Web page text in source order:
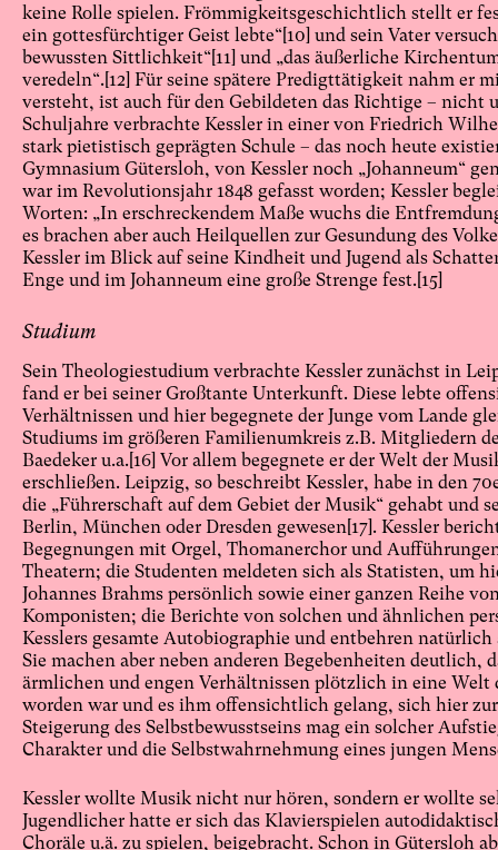
keine Rolle spielen. Frömmigkeitsgeschichtlich stellt er
ein gottesfürchtiger Geist lebte“[10] und sein Vater
bewussten Sittlichkeit“[11] und „das äußerliche
veredeln“.[12] Für seine spätere Predigttätigkeit nahm er
versteht, ist auch für den Gebildeten das Richtige – nicht
Schuljahre verbrachte Kessler in einer von Friedrich
stark pietistisch geprägten Schule – das noch heute
Gymnasium Gütersloh, von Kessler noch „Johanneum“
war im Revolutionsjahr 1848 gefasst worden; Kessler
Worten: „In erschreckendem Maße wuchs die
es brachen aber auch Heilquellen zur Gesundung des
Kessler im Blick auf seine Kindheit und Jugend als
Enge und im Johanneum eine große Strenge fest.[15]
Studium
Sein Theologiestudium verbrachte Kessler zunächst in
fand er bei seiner Großtante Unterkunft. Diese lebte
Verhältnissen und hier begegnete der Junge vom Lande
Studiums im größeren Familienumkreis z.B. Mitgliedern
Baedeker u.a.[16] Vor allem begegnete er der Welt der
erschließen. Leipzig, so beschreibt Kessler, habe in den
die „Führerschaft auf dem Gebiet der Musik“ gehabt und
Berlin, München oder Dresden gewesen[17]. Kessler
Begegnungen mit Orgel, Thomanerchor und
Theatern; die Studenten meldeten sich als Statisten, um
Johannes Brahms persönlich sowie einer ganzen Reihe
Komponisten; die Berichte von solchen und ähnlichen
Kesslers gesamte Autobiographie und entbehren
Sie machen aber neben anderen Begebenheiten deutlich,
ärmlichen und engen Verhältnissen plötzlich in eine Welt
worden war und es ihm offensichtlich gelang, sich hier
Steigerung des Selbstbewusstseins mag ein solcher
Charakter und die Selbstwahrnehmung eines jungen
Kessler wollte Musik nicht nur hören, sondern er wollte
Jugendlicher hatte er sich das Klavierspielen
Choräle u.ä. zu spielen, beigebracht. Schon in Gütersloh